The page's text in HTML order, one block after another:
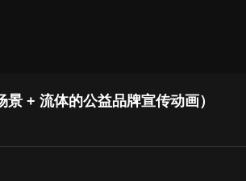
景 + 流体的公益品牌宣传动画）